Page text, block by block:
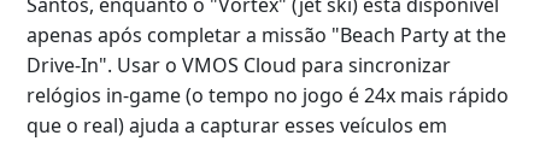
apenas após completar a missão "Beach Party at the
Drive-In". Usar o VMOS Cloud para sincronizar
relógios in-game (o tempo no jogo é 24x mais rápido
que o real) ajuda a capturar esses veículos em